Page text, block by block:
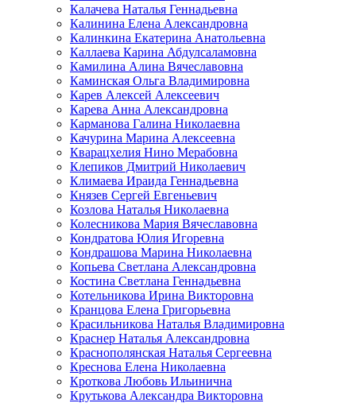
Калачева Наталья Геннадьевна
Калинина Елена Александровна
Калинкина Екатерина Анатольевна
Каллаева Карина Абдулсаламовна
Камилина Алина Вячеславовна
Каминская Ольга Владимировна
Карев Алексей Алексеевич
Карева Анна Александровна
Карманова Галина Николаевна
Качурина Марина Алексеевна
Кварацхелия Нино Мерабовна
Клепиков Дмитрий Николаевич
Климаева Ираида Геннадьевна
Князев Сергей Евгеньевич
Козлова Наталья Николаевна
Колесникова Мария Вячеславовна
Кондратова Юлия Игоревна
Кондрашова Марина Николаевна
Копьева Светлана Александровна
Костина Светлана Геннадьевна
Котельникова Ирина Викторовна
Кранцова Елена Григорьевна
Красильникова Наталья Владимировна
Краснер Наталья Александровна
Краснополянская Наталья Сергеевна
Креснова Елена Николаевна
Кроткова Любовь Ильинична
Крутькова Александра Викторовна